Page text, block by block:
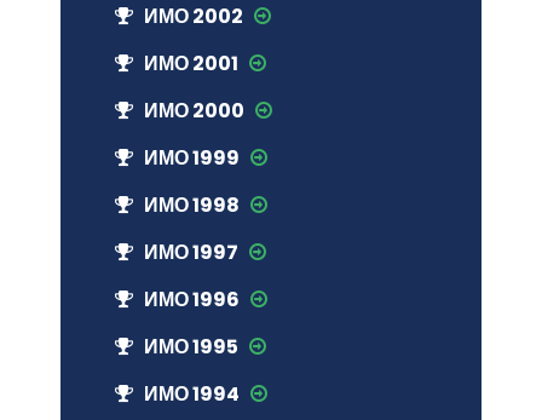
ИМО 2002
ИМО 2001
ИМО 2000
ИМО 1999
ИМО 1998
ИМО 1997
ИМО 1996
ИМО 1995
ИМО 1994